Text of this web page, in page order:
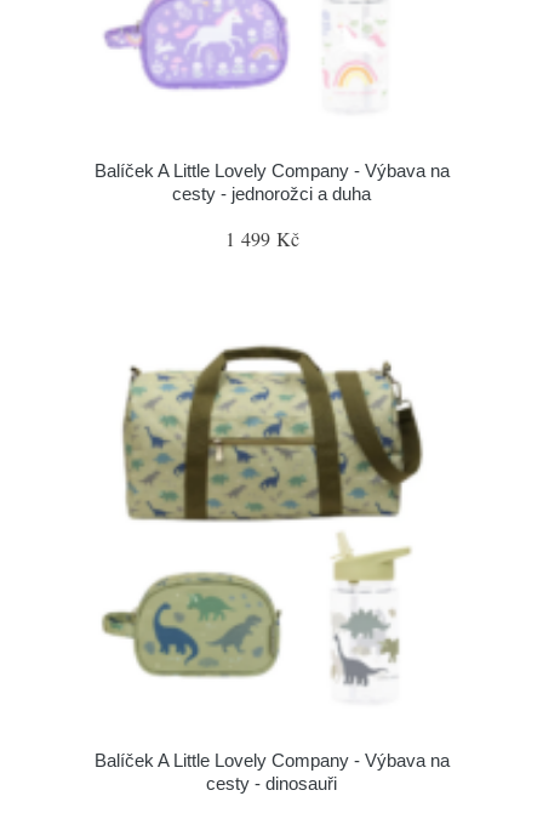
Balíček A Little Lovely Company - Výbava na
cesty - jednorožci a duha
1 499 Kč
Balíček A Little Lovely Company - Výbava na
cesty - dinosauři